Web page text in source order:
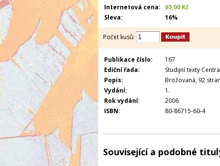
Internetová cena:
65,00 Kč
Sleva:
16%
Počet kusů:
Publikace číslo:
167
Ediční řada:
Studijní texty
Popis:
Brožovaná, 92
Vydání:
1.
Rok vydání:
2006
ISBN:
80-86715-60-4
Související a podobné